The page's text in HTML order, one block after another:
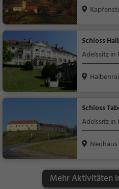
Schloss
Adelssitz in
Schloss
Adelssitz in
Neuhaus
Mehr Aktivitäten